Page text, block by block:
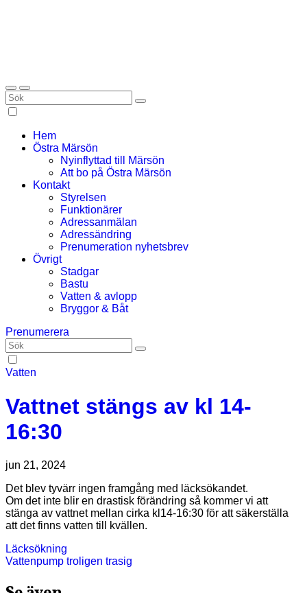
Hem
Östra Märsön
Nyinflyttad till Märsön
Att bo på Östra Märsön
Kontakt
Styrelsen
Funktionärer
Adressanmälan
Adressändring
Prenumeration nyhetsbrev
Övrigt
Stadgar
Bastu
Vatten & avlopp
Bryggor & Båt
Prenumerera
Vatten
Vattnet stängs av kl 14-
16:30
jun 21, 2024
Det blev tyvärr ingen framgång med läcksökandet.
Om det inte blir en drastisk förändring så kommer vi att
stänga av vattnet mellan cirka kl14-16:30 för att säkerställa
att det finns vatten till kvällen.
Inläggsnavigering
Läcksökning
Vattenpump troligen trasig